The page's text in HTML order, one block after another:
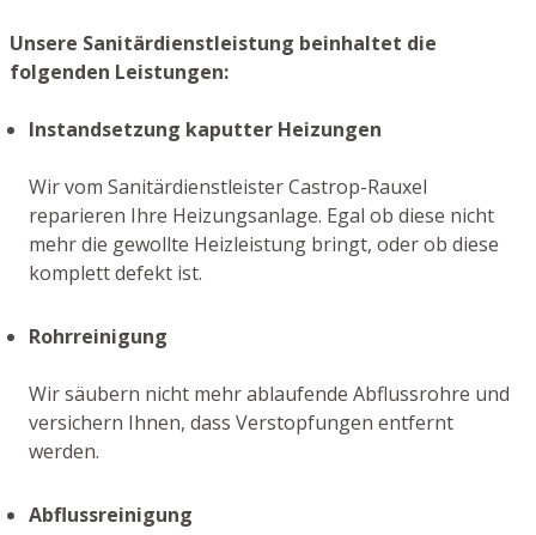
Unsere Sanitärdienstleistung beinhaltet die
folgenden Leistungen:
Instandsetzung kaputter Heizungen
Wir vom Sanitärdienstleister Castrop-Rauxel
reparieren Ihre Heizungsanlage. Egal ob diese nicht
mehr die gewollte Heizleistung bringt, oder ob diese
komplett defekt ist.
Rohrreinigung
Wir säubern nicht mehr ablaufende Abflussrohre und
versichern Ihnen, dass Verstopfungen entfernt
werden.
Abflussreinigung